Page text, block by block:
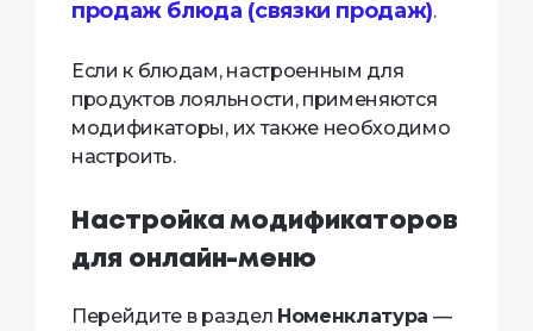
продаж блюда (связки продаж).
Если к блюдам, настроенным для
продуктов лояльности, применяются
модификаторы, их также необходимо
настроить.
Настройка модификаторов
для онлайн-меню
Перейдите в раздел Номенклатура —